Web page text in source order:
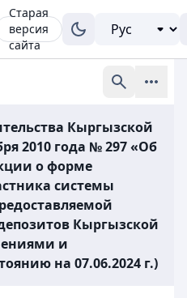
Старая
версия
сайта
Кыргызской
2010 года № 297 «Об
о форме
системы
Кыргызской
и
на 07.06.2024 г.)